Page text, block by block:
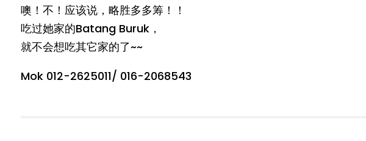
噢！不！应该说，略胜多多筹！！
吃过她家的Batang Buruk，
就不会想吃其它家的了~~
Mok 012-2625011/ 016-2068543